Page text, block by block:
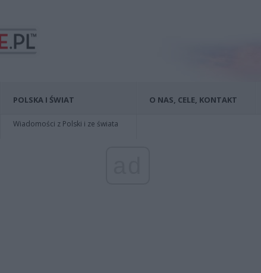
POLSKA I ŚWIAT
Wiadomości z Polski i ze świata
O NAS, CELE, KONTAKT